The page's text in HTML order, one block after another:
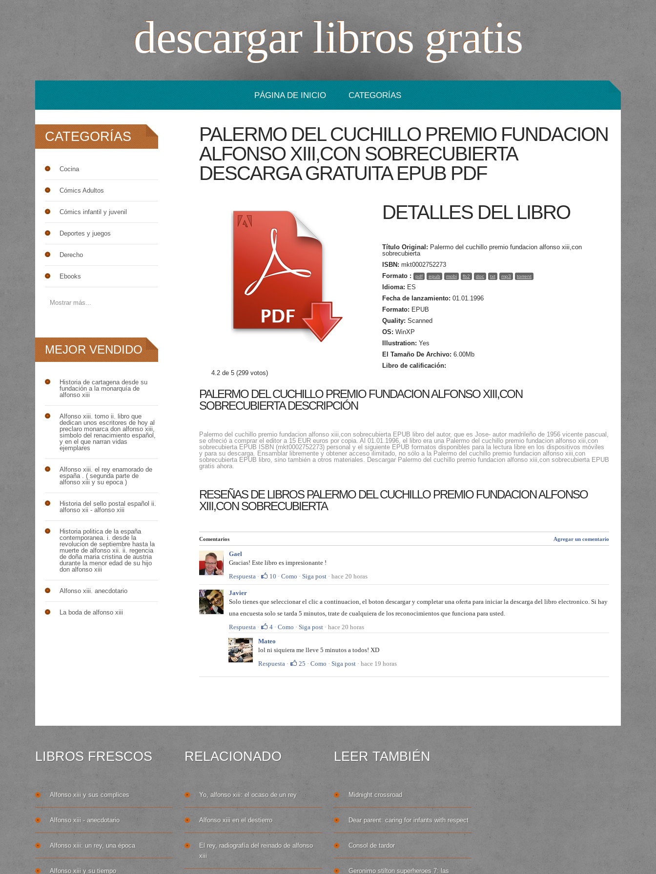
descargar libros gratis
PÁGINA DE INICIO CATEGORÍAS
CATEGORÍAS
Cocina
Cómics Adultos
Cómics infantil y juvenil
Deportes y juegos
Derecho
Ebooks
Mostrar más...
MEJOR VENDIDO
Historia de cartagena desde su
fundación a la monarquía de
alfonso xiii
Alfonso xiii. tomo ii. libro que
dedican unos escritores de hoy al
preclaro monarca don alfonso xiii,
simbolo del renacimiento español,
y en el que narran vidas
ejemplares
Alfonso xiii. el rey enamorado de
españa . ( segunda parte de
alfonso xiii y su epoca )
Historia del sello postal español ii.
alfonso xii - alfonso xiii
Historia politica de la españa
contemporanea. i. desde la
revolucion de septiembre hasta la
muerte de alfonso xii. ii. regencia
de doña maria cristina de austria
durante la menor edad de su hijo
don alfonso xiii
Alfonso xiii. anecdotario
La boda de alfonso xiii
PALERMO DEL CUCHILLO PREMIO FUNDACION
ALFONSO XIII,CON SOBRECUBIERTA
DESCARGA GRATUITA EPUB PDF
DETALLES DEL LIBRO
Título Original: Palermo del cuchillo premio fundacion alfonso xiii,con
sobrecubierta
ISBN: mkt0002752273
Formato :
pdf epub mobi fb2 doc txt mp3 torrent
Idioma: ES
Fecha de lanzamiento: 01.01.1996
Formato: EPUB
Quality: Scanned
OS: WinXP
Illustration: Yes
El Tamaño De Archivo: 6.00Mb
Libro de calificación:
4.2 de 5 (299 votos)
PALERMO DEL CUCHILLO PREMIO FUNDACION ALFONSO XIII,CON
SOBRECUBIERTA DESCRIPCIÓN
Palermo del cuchillo premio fundacion alfonso xiii,con sobrecubierta EPUB libro del autor, que es Jose- autor madrileño de 1956 vicente pascual,
se ofreció a comprar el editor a 15 EUR euros por copia. Al 01.01.1996, el libro era una Palermo del cuchillo premio fundacion alfonso xiii,con
sobrecubierta EPUB ISBN (mkt0002752273) personal y el siguiente EPUB formatos disponibles para la lectura libre en los dispositivos móviles
y para su descarga. Ensamblar libremente y obtener acceso ilimitado, no sólo a la Palermo del cuchillo premio fundacion alfonso xiii,con
sobrecubierta EPUB libro, sino también a otros materiales. Descargar Palermo del cuchillo premio fundacion alfonso xiii,con sobrecubierta EPUB
gratis ahora.
RESEÑAS DE LIBROS PALERMO DEL CUCHILLO PREMIO FUNDACION ALFONSO
XIII,CON SOBRECUBIERTA
Comentarios Agregar un comentario
Gael
Gracias! Este libro es impresionante !
Respuesta · 10 · Como · Siga post · hace 20 horas
Javier
Solo tienes que seleccionar el clic a continuacion, el boton descargar y completar una oferta para iniciar la descarga del libro electronico. Si hay
una encuesta solo se tarda 5 minutos, trate de cualquiera de los reconocimientos que funciona para usted.
Respuesta · 4 · Como · Siga post · hace 20 horas
Mateo
lol ni siquiera me lleve 5 minutos a todos! XD
Respuesta · 25 · Como · Siga post · hace 19 horas
LIBROS FRESCOS
Alfonso xiii y sus complices
Alfonso xiii - anecdotario
Alfonso xiii: un rey, una época
Alfonso xiii y su tiempo
RELACIONADO
Yo, alfonso xiii: el ocaso de un rey
Alfonso xiii en el destierro
El rey, radiografía del reinado de alfonso
xiii
LEER TAMBIÉN
Midnight crossroad
Dear parent: caring for infants with respect
Consol de tardor
Geronimo stilton superheroes 7: las